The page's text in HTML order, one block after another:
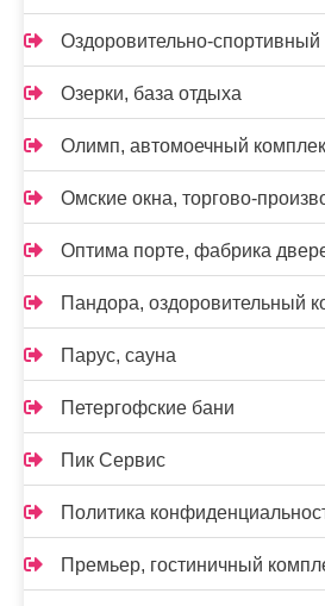
Оздоровительно-спортивный
Озерки, база отдыха
Олимп, автомоечный
Омские окна, торгово-
Оптима порте, фабрика
Пандора, оздоровительный
Парус, сауна
Петергофские бани
Пик Сервис
Политика
Премьер, гостиничный